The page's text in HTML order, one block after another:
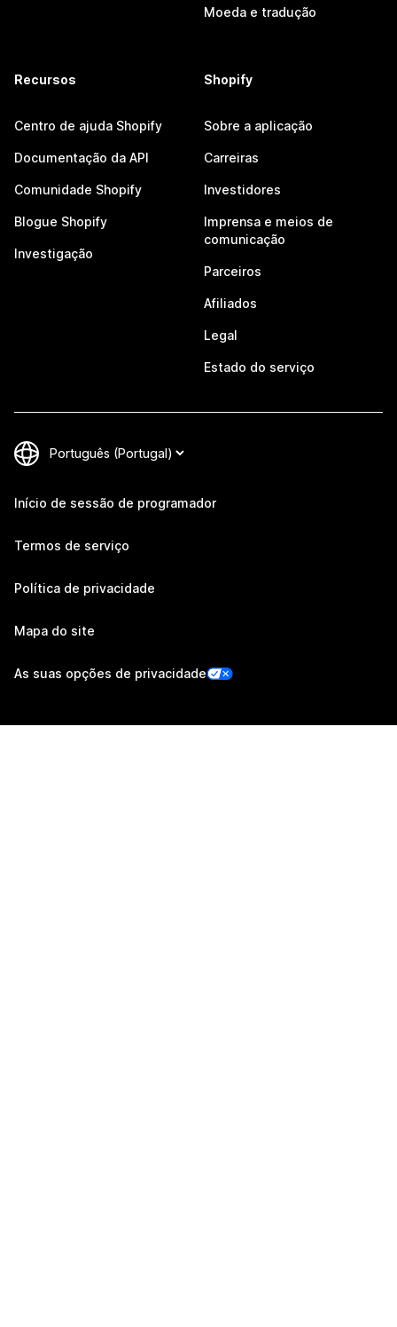
Moeda e tradução
Recursos
Centro de ajuda Shopify
Documentação da API
Comunidade Shopify
Blogue Shopify
Investigação
Shopify
Sobre a aplicação
Carreiras
Investidores
Imprensa e meios de
comunicação
Parceiros
Afiliados
Legal
Estado do serviço
Início de sessão de programador
Termos de serviço
Política de privacidade
Mapa do site
As suas opções de privacidade